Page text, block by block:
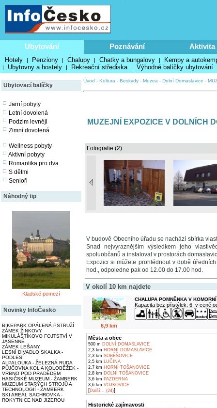
Ubytování Poznávání Aktivita
Hotely | Penziony | Chalupy | Chatky a bungalovy | Kempy a
| Ubytovny a hostely | Rekreační střediska | Výhodné balíčky ubytování
Ubytovací balíčky
Jarní pobyty
Letní dovolená
Podzim levněji
Zimní dovolená
Wellness pobyty
Aktivní pobyty
Romantika pro dva
S dětmi
Senioři
Náhodný tip
Kladské pomezí
Novinky InfoČesko
BIKEPARK OPÁLENÁ PSTRUŽÍ
ZÁMEK ŽINKOVY
MIKULÁŠTÍKOVO FOJTSTVÍ V
JASENNÉ
ZÁMEK LEŠANY
LESNÍ DIVADLO SKALKA -
PODLESÍ
ALPALOUKA - ŽELEZNÁ RUDA
PŮJČOVNA KOL A KOLOBĚŽEK -
VRBNO POD PRADĚDEM
HASIČSKÉ MUZEUM - ŽAMBERK
MUZEUM STARÝCH STROJŮ A
TECHNOLOGIÍ - ŽAMBERK
SKI AREÁL SACHROVKA -
ROKYTNICE NAD JIZEROU
Úvod - Kultura - Beskydy - Muzea - Dolní Domaslavice -
MUZEJNÍ EXPOZICE V DOLNÍCH
Fotografie (2)
V budově Obecního úřadu se nachází sbírka
Snad nejvyraznějším výsledkem jeho
spoluobčanů a instaloval v prostorách
Expozici si můžete prohlédnout v době
hod., odpoledne pak od 12.00 do 17.00 hod.
V okolí 10 km najdete
6,9 km
CHALUPA POMNĚNKA V
Kapacita bez přistýlek: 6, v ceně
Města a obce
500 m DOLNÍ DOMASLAVICE
2,3 km HORNÍ DOMASLAVICE
2,3 km SOBĚŠOVICE
2,5 km LUČINA
2,7 km HORNÍ TOŠANOVICE
2,8 km DOLNÍ TOŠANOVICE
3,6 km PAZDERNA
3,6 km VOJKOVICE
[Další... (24)]
Historické zajímavosti